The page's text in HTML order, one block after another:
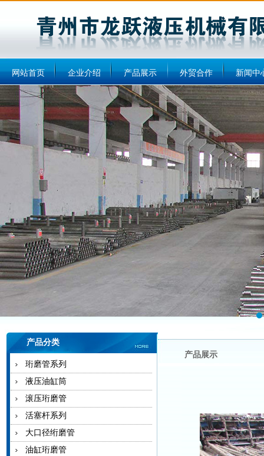
网站首页 企业介绍 产品展示 外贸合作 新闻中
产品分类
珩磨管系列
液压油缸筒
滚压珩磨管
活塞杆系列
大口径绗磨管
油缸珩磨管
产品展示